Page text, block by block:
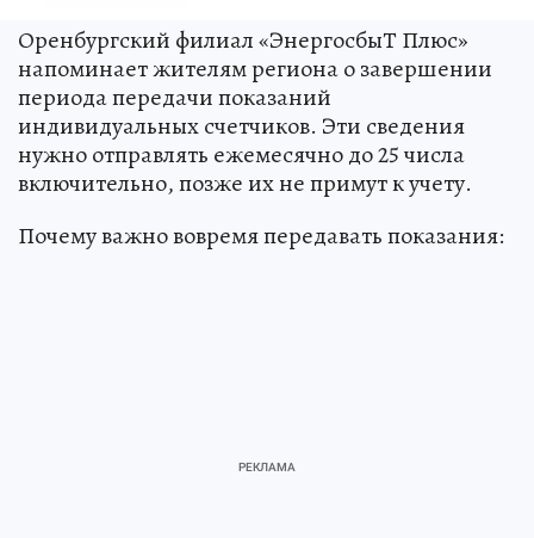
Оренбургский филиал «ЭнергосбыТ Плюс»
напоминает жителям региона о завершении
периода передачи показаний
индивидуальных счетчиков. Эти сведения
нужно отправлять ежемесячно до 25 числа
включительно, позже их не примут к учету.
Почему важно вовремя передавать показания: